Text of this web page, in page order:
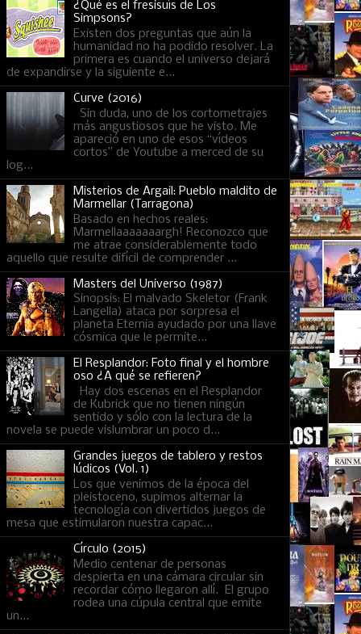
¿Qué es el fresisuís de Los
Simpsons?
Existen dos preguntas que aún la
humanidad no ha podido resolver. La
primera es cuando el universo dejará
de expandirse y la siguiente e...
Curve (2016)
Sin duda, uno de los cortometrajes
más angustiosos que he visto. Me
apareció en uno de esos “vídeos
cortos” de Youtube a merced de su
log...
Misterios de Argail: Pueblo maldito de
Marmellar (Tarragona)
Basado en hechos reales:
Marmellaaaaaaargh! Reconozco que
me atrae considerablemente todo
aquello que resulte difícil de comprender ...
Masters del Universo (1987)
Sinopsis: El malvado Skeletor (Frank
Langella) ataca por sorpresa el
planeta Eternia ayudado por una llave
cósmica que le permite...
El Resplandor: Foto final y el hombre
oso ¿A qué se refieren?
Hay dos escenas en el Resplandor
de Kubrick que no tienen ningún
sentido y sólo con la lectura de la
novela se puede vislumbrar un poco d...
Grandes juegos de tablero y restos
lúdicos (Vol. 1)
Los que venimos de la época del
pleistoceno, supimos alternar la
tecnología con divertidos juegos de
mesa que estimularon nuestra capac...
Círculo (2015)
Medio centenar de personas
despierta en una cámara circular sin
recordar cómo llegaron allí. El grupo
rodea una cúpula central que emite
un...